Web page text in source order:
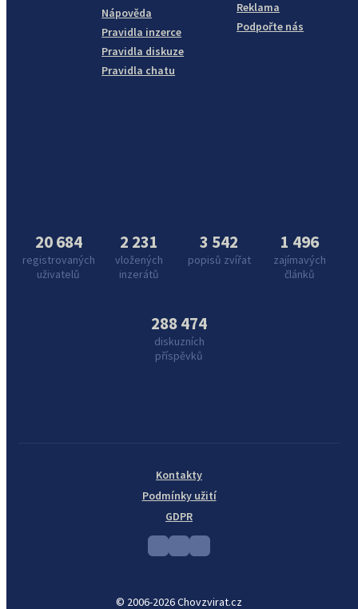
Nápověda
Pravidla inzerce
Pravidla diskuze
Pravidla chatu
Reklama
Podpořte nás
20 684
registrovaných
uživatelů
2 231
vložených
inzerátů
3 542
popisů zvířat
1 496
zajímavých
článků
288 474
diskuzních
příspěvků
© 2006-2026 Chovzvirat.cz
Kontakty
Podmínky užití
GDPR